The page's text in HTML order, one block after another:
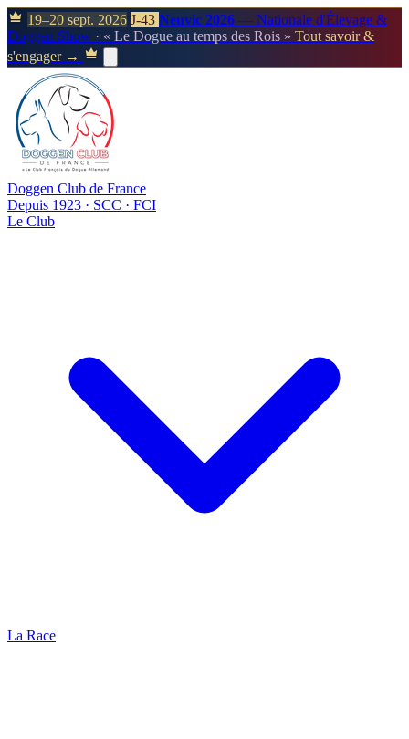
19–20 sept. 2026 J-43 Neuvic 2026 — Nationale d'Élevage &
Doggen Show · « Le Dogue au temps des Rois » Tout savoir &
s'engager →
Doggen Club de France
Depuis 1923 · SCC · FCI
Le Club
La Race